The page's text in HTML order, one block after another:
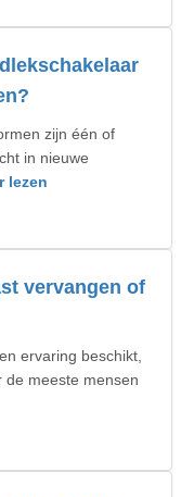
zijn één of
in nieuwe
lezen
vervangen of
ervaring beschikt,
de meeste mensen